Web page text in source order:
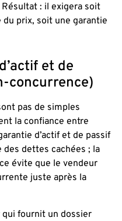
: il exigera soit
prix, soit une garantie
et de
concurrence)
pas de simples
la confiance entre
d’actif et de passif
des dettes cachées ; la
évite que le vendeur
juste après la
qui fournit un dossier